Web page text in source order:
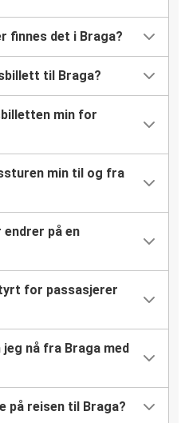
finnes det i Braga?
til Braga?
min for
min til og fra
endrer på en
for passasjerer
nå fra Braga med
på reisen til Braga?